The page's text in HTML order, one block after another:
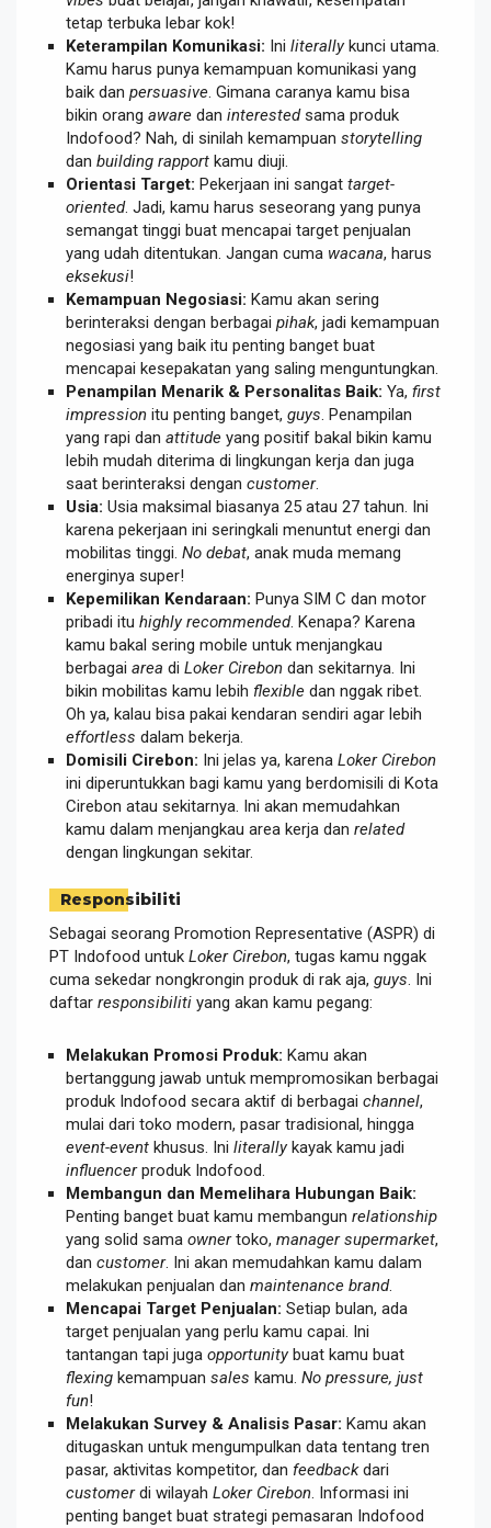
tetap terbuka lebar kok!
Keterampilan Komunikasi: Ini literallykunci utama.
Kamu harus punya kemampuan komunikasi yang
baik dan persuasive . Gimana caranya kamu bisa
bikin orang aware dan interestedsama produk
Indofood? Nah, di sinilah kemampuan storytelling
dan building rapport kamu diuji.
Orientasi Target: Pekerjaan ini sangat target-
oriented. Jadi, kamu harus seseorang yang punya
semangat tinggi buat mencapai target penjualan
yang udah ditentukan. Jangan cuma wacana, harus
eksekusi!
Kemampuan Negosiasi: Kamu akan sering
berinteraksi dengan berbagai pihak, jadi kemampuan
negosiasi yang baik itu penting banget buat
mencapai kesepakatan yang saling menguntungkan.
Penampilan Menarik & Personalitas Baik: Ya, first
impression itu penting banget, guys . Penampilan
yang rapi dan attitude yang positif bakal bikin kamu
lebih mudah diterima di lingkungan kerja dan juga
saat berinteraksi dengan customer.
Usia: Usia maksimal biasanya 25 atau 27 tahun. Ini
karena pekerjaan ini seringkali menuntut energi dan
mobilitas tinggi. No debat, anak muda memang
energinya super!
Kepemilikan Kendaraan: Punya SIM C dan motor
pribadi itu highly recommended. Kenapa? Karena
kamu bakal sering mobile untuk menjangkau
berbagai area di Loker Cirebon dan sekitarnya. Ini
bikin mobilitas kamu lebih flexible dan nggak ribet.
Oh ya, kalau bisa pakai kendaran sendiri agar lebih
effortless dalam bekerja.
Domisili Cirebon: Ini jelas ya, karena Loker Cirebon
ini diperuntukkan bagi kamu yang berdomisili di Kota
Cirebon atau sekitarnya. Ini akan memudahkan
kamu dalam menjangkau area kerja dan related
dengan lingkungan sekitar.
Responsibiliti
Sebagai seorang Promotion Representative (ASPR) di
PT Indofood untuk Loker Cirebon, tugas kamu nggak
cuma sekedar nongkrongin produk di rak aja, guys. Ini
daftar responsibiliti yang akan kamu pegang:
Melakukan Promosi Produk: Kamu akan
bertanggung jawab untuk mempromosikan berbagai
produk Indofood secara aktif di berbagai channel,
mulai dari toko modern, pasar tradisional, hingga
event-event khusus. Ini literallykayak kamu jadi
influencerproduk Indofood.
Membangun dan Memelihara Hubungan Baik:
Penting banget buat kamu membangun relationship
yang solid sama ownertoko, manager supermarket,
dan customer. Ini akan memudahkan kamu dalam
melakukan penjualan dan maintenance brand.
Mencapai Target Penjualan: Setiap bulan, ada
target penjualan yang perlu kamu capai. Ini
tantangan tapi juga opportunitybuat kamu buat
flexing kemampuan sales kamu. No pressure, just
fun!
Melakukan Survey & Analisis Pasar: Kamu akan
ditugaskan untuk mengumpulkan data tentang tren
pasar, aktivitas kompetitor, dan feedbackdari
customerdi wilayah Loker Cirebon. Informasi ini
penting banget buat strategi pemasaran Indofood